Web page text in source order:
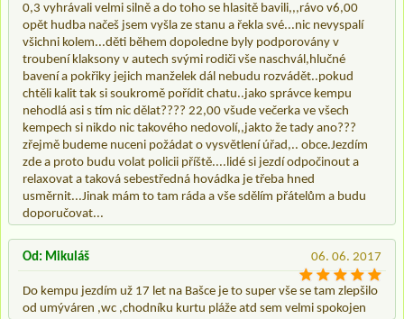
0,3 vyhrávali velmi silně a do toho se hlasitě bavili,,,rávo v6,00
opět hudba načeš jsem vyšla ze stanu a řekla své...nic nevyspalí
všichni kolem...děti během dopoledne byly podporovány v
troubení klaksony v autech svými rodiči vše naschvál,hlučné
bavení a pokřiky jejich manželek dál nebudu rozvádět..pokud
chtěli kalit tak si soukromě pořídit chatu..jako správce kempu
nehodlá asi s tím nic dělat???? 22,00 všude večerka ve všech
kempech si nikdo nic takového nedovolí,,jakto že tady ano???
zřejmě budeme nuceni požádat o vysvětlení úřad,.. obce.Jezdím
zde a proto budu volat policii příště....lidé si jezdí odpočinout a
relaxovat a taková sebestředná hovádka je třeba hned
usměrnit...Jinak mám to tam ráda a vše sdělím přátelům a budu
doporučovat...
06. 06. 2017
Od: Mikuláš
Do kempu jezdím už 17 let na Bašce je to super vše se tam zlepšilo
od umýváren ,wc ,chodníku kurtu pláže atd sem velmi spokojen